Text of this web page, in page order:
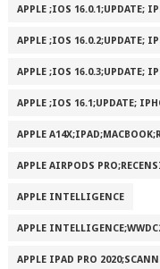
APPLE ;IOS 16.0.1;UPDATE;
APPLE ;IOS 16.0.2;UPDATE;
APPLE ;IOS 16.0.3;UPDATE;
APPLE ;IOS 16.1;UPDATE;
APPLE
APPLE AIRPODS
APPLE INTELLIGENCE
APPLE
APPLE IPAD PRO